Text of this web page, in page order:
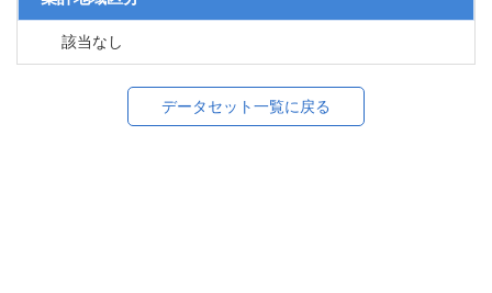
該当なし
データセット一覧に戻る